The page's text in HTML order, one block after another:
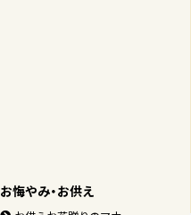
お悔やみ・お供え